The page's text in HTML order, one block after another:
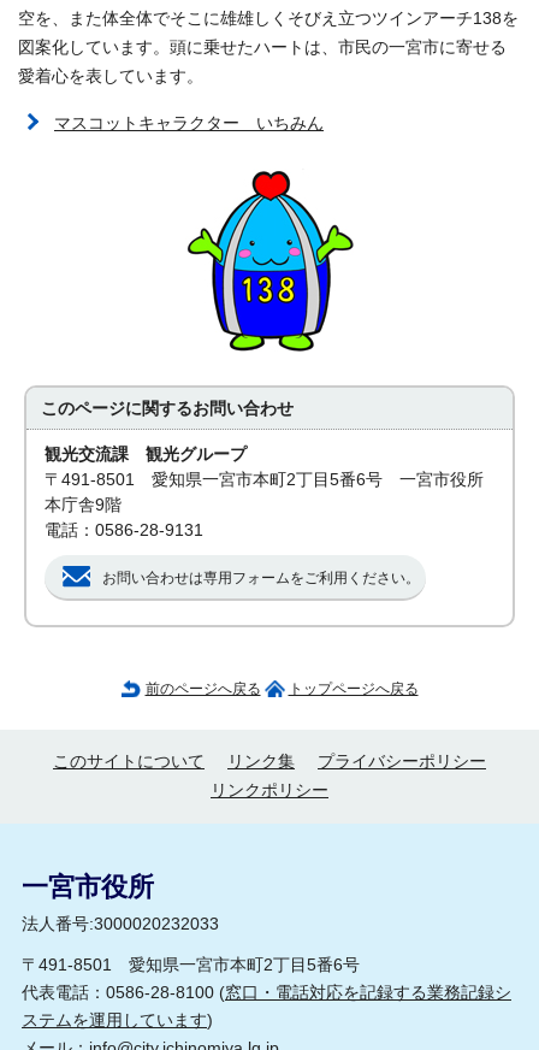
空を、また体全体でそこに雄雄しくそびえ立つツインアーチ138を
図案化しています。頭に乗せたハートは、市民の一宮市に寄せる
愛着心を表しています。
マスコットキャラクター いちみん
このページに関するお問い合わせ
観光交流課 観光グループ
〒491-8501 愛知県一宮市本町2丁目5番6号 一宮市役所
本庁舎9階
電話：0586-28-9131
お問い合わせは専用フォームをご利用ください。
前のページへ戻る トップページへ戻る
このサイトについて リンク集
プライバシーポリシー
リンクポリシー
一宮市役所
法人番号:3000020232033
〒491-8501 愛知県一宮市本町2丁目5番6号
代表電話：0586-28-8100 (窓口・電話対応を記録する業務記録シ
ステムを運用しています)